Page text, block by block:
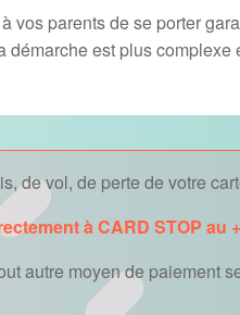
vos parents de se porter
est plus complexe
de vol, de perte de votre
à CARD STOP au
autre moyen de paiement